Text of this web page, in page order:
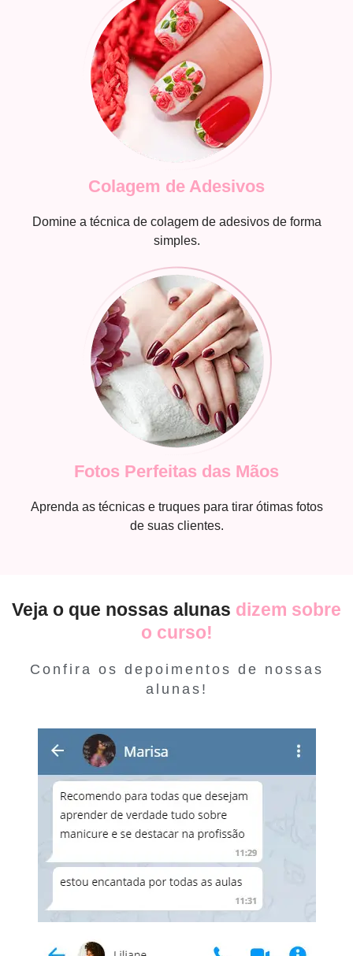
Colagem de Adesivos
Domine a técnica de colagem de adesivos de forma
simples.
Fotos Perfeitas das Mãos
Aprenda as técnicas e truques para tirar ótimas fotos
de suas clientes.
Veja o que nossas alunas dizem sobre
o curso!
Confira os depoimentos de nossas
alunas!